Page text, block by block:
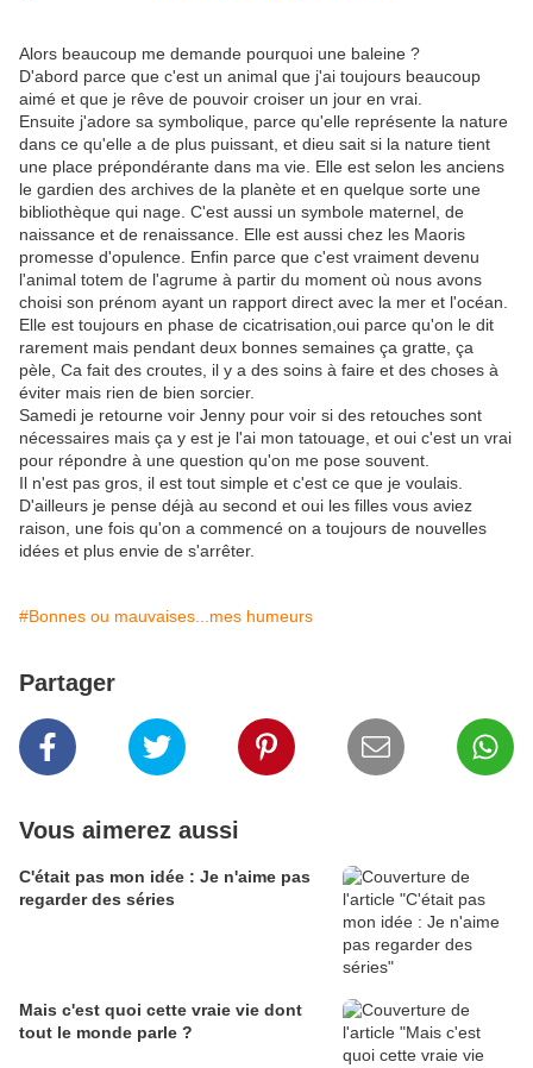
Alors beaucoup me demande pourquoi une baleine ?
D'abord parce que c'est un animal que j'ai toujours beaucoup
aimé et que je rêve de pouvoir croiser un jour en vrai.
Ensuite j'adore sa symbolique, parce qu'elle représente la nature
dans ce qu'elle a de plus puissant, et dieu sait si la nature tient
une place prépondérante dans ma vie. Elle est selon les anciens
le gardien des archives de la planète et en quelque sorte une
bibliothèque qui nage. C'est aussi un symbole maternel, de
naissance et de renaissance. Elle est aussi chez les Maoris
promesse d'opulence. Enfin parce que c'est vraiment devenu
l'animal totem de l'agrume à partir du moment où nous avons
choisi son prénom ayant un rapport direct avec la mer et l'océan.
Elle est toujours en phase de cicatrisation,oui parce qu'on le dit
rarement mais pendant deux bonnes semaines ça gratte, ça
pèle, Ca fait des croutes, il y a des soins à faire et des choses à
éviter mais rien de bien sorcier.
Samedi je retourne voir Jenny pour voir si des retouches sont
nécessaires mais ça y est je l'ai mon tatouage, et oui c'est un vrai
pour répondre à une question qu'on me pose souvent.
Il n'est pas gros, il est tout simple et c'est ce que je voulais.
D'ailleurs je pense déjà au second et oui les filles vous aviez
raison, une fois qu'on a commencé on a toujours de nouvelles
idées et plus envie de s'arrêter.
#Bonnes ou mauvaises...mes humeurs
Partager
Vous aimerez aussi
C'était pas mon idée : Je n'aime pas
regarder des séries
Mais c'est quoi cette vraie vie dont
tout le monde parle ?